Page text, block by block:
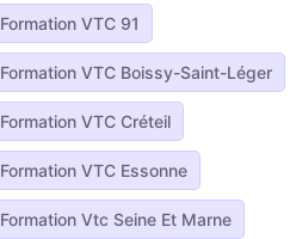
Formation VTC 91
Formation VTC Boissy-Saint-Léger
Formation VTC Créteil
Formation VTC Essonne
Formation Vtc Seine Et Marne